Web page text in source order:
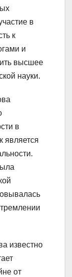
в
к
и
высшее
науки.
в
является
известно
от